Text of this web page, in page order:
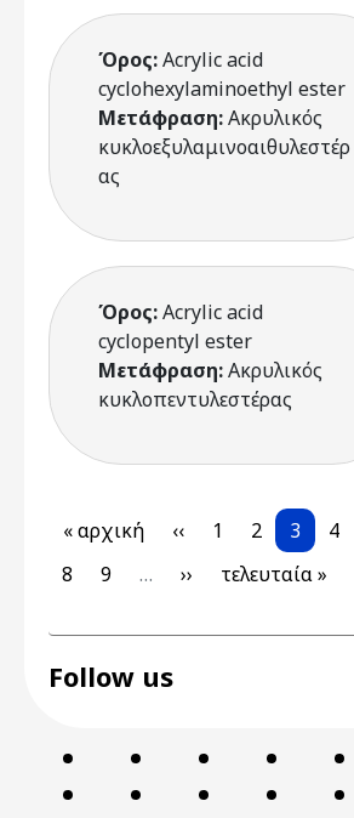
Όρος:Acrylic acid
cyclohexylaminoethyl ester
Μετάφραση:Ακρυλικός
κυκλοεξυλαμινοαιθυλεστέρ
ας
Όρος:Acrylic acid
cyclopentyl ester
Μετάφραση:Ακρυλικός
κυκλοπεντυλεστέρας
First page
« αρχική Previous page
‹‹ Page
1 Page
2 3 4
Page
8 Page
9 … Next page
›› Last page
τελευταία »
Follow us